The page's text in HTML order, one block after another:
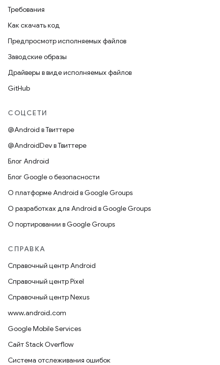
Требования
Как скачать код
Предпросмотр исполняемых файлов
Заводские образы
Драйверы в виде исполняемых файлов
GitHub
СОЦСЕТИ
@Android в Твиттере
@AndroidDev в Твиттере
Блог Android
Блог Google о безопасности
О платформе Android в Google Groups
О разработках для Android в Google Groups
О портировании в Google Groups
СПРАВКА
Справочный центр Android
Справочный центр Pixel
Справочный центр Nexus
www.android.com
Google Mobile Services
Сайт Stack Overflow
Система отслеживания ошибок